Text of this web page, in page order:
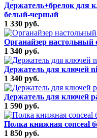
Держатель+брелок для
белый-черный
1 330 руб.
Органайзер настольный
1 340 руб.
Держатель для ключей
1 340 руб.
Держатель для ключей
1 590 руб.
Полка книжная conceal
1 850 руб.